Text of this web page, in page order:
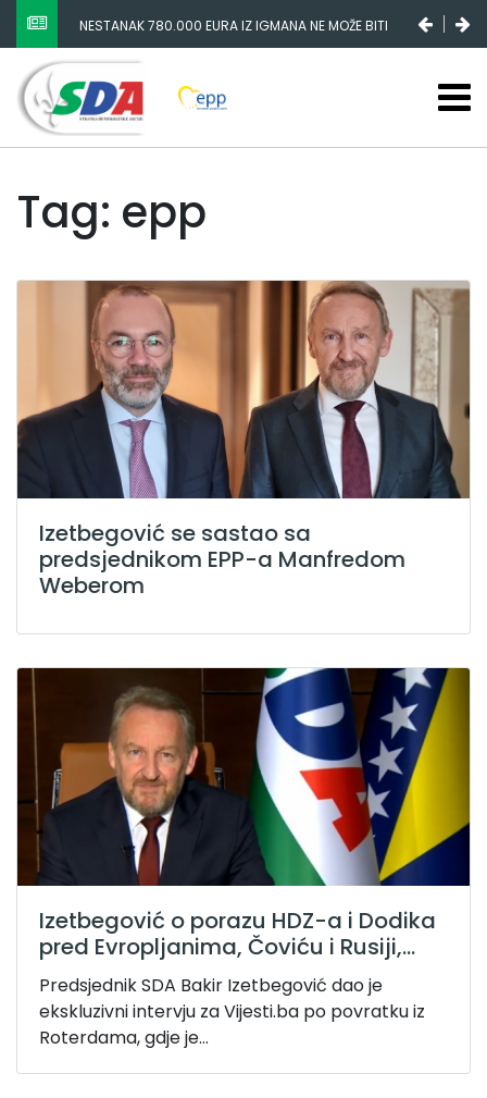
NESTANAK 780.000 EURA IZ IGMANA NE MOŽE BITI
SLUČAJNI PREVID, ODGOVORNOST MORAJU SNOSITI
VLADA FBIH I NJENI KADROVI
Tag: epp
Izetbegović se sastao sa
predsjednikom EPP-a Manfredom
Weberom
Izetbegović o porazu HDZ-a i Dodika
pred Evropljanima, Čoviću i Rusiji,...
Predsjednik SDA Bakir Izetbegović dao je
ekskluzivni intervju za Vijesti.ba po povratku iz
Roterdama, gdje je...